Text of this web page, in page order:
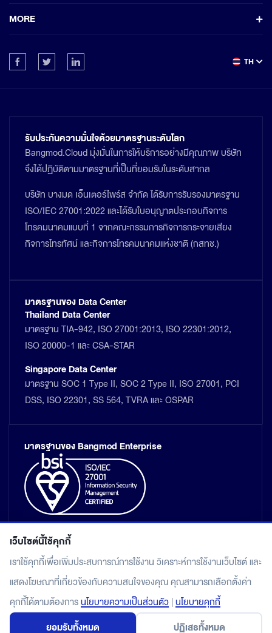
MORE
TH
รับประกันความมั่นใจด้วยมาตรฐานระดับโลก
Bangmod.Cloud มุ่งมั่นในการให้บริการอย่างมีคุณภาพ บริษัท
จึงได้ปฏิบัติตามมาตรฐานที่เป็นที่ยอมรับในระดับสากล
บริษัท บางมด เอ็นเตอร์ไพร์ส จำกัด ได้รับการรับรองมาตรฐาน
ISO/IEC 27001:2022 และได้รับใบอนุญาตประกอบกิจการ
โทรคมนาคมแบบที่ 1 จากคณะกรรมการกิจการกระจายเสียง
กิจการโทรทัศน์ และกิจการโทรคมนาคมแห่งชาติ (กสทช.)
มาตรฐานของ Data Center
Thailand Data Center
มาตรฐาน TIA-942, ISO 27001:2013, ISO 22301:2012,
ISO 20000-1 และ CSA-STAR
Singapore Data Center
มาตรฐาน SOC 1 Type II, SOC 2 Type II, ISO 27001, PCI
DSS, ISO 22301, SS 564, TVRA และ OSPAR
มาตรฐานของ Bangmod Enterprise
แผนผังเว็บไซต์
นโยบายคุ้มครองข้อมูลส่วนบุคคล
เว็บไซต์นี้ใช้คุกกี้
เราใช้คุกกี้เพื่อเพิ่มประสบการณ์การใช้งาน วิเคราะห์การใช้งานเว็บไซต์ และ
แสดงโฆษณาที่เกี่ยวข้องกับความสนใจของคุณ คุณสามารถเลือกตั้งค่า
คุกกี้ได้ตามต้องการนโยบายความเป็นส่วนตัว | นโยบายคุกกี้
ยอมรับทั้งหมด ปฏิเสธทั้งหมด